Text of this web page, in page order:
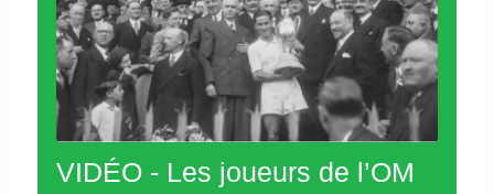
VIDÉO - Les joueurs de l’OM